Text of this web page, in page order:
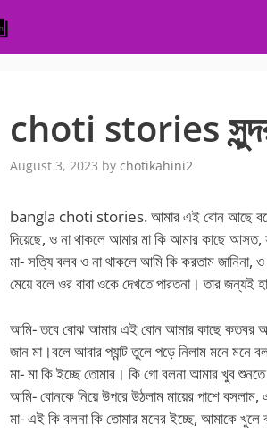
choti stories সুন্দর
August 3, 2023 by chotikahini2
bangla choti stories. আমার এই বোন আছে বলে
দিয়েছে, ও না থাকলে আমার মা কি আমার কাছে আসত,
মা- সত্যি বলব ও না থাকলে আমি কি করতাম জানিনা,
মেয়ে বলে ওর বাবা ওকে দেখতে পারতনা। তার জন্যই
আমি- তবে বোঝ আমার এই বোন আমার কাছে কতবর
জান মা।বলে আবার প্যান্ট তুলে পড়ে নিলাম মনে মনে
মা- মা কি ইচ্ছে তোমার। কি গো বলনা আমার খুব
আমি- বোনকে নিয়ে উপরে উঠলাম মায়ের পাশে বসলাম,
মা- এই কি বলনা কি তোমার মনের ইচ্ছে, আমাকে খুলে